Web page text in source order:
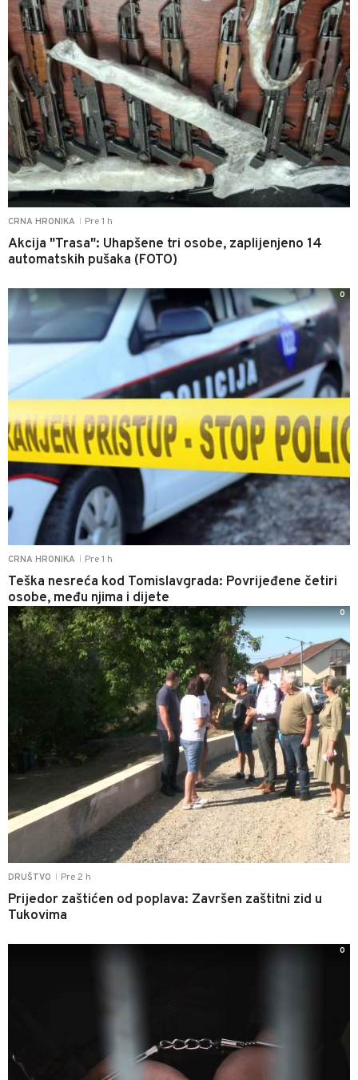
CRNA HRONIKA Pre 1 h
Akcija "Trasa": Uhapšene tri osobe, zaplijenjeno 14
automatskih pušaka (FOTO)
CRNA HRONIKA Pre 1 h
Teška nesreća kod Tomislavgrada: Povrijeđene četiri
osobe, među njima i dijete
0
DRUŠTVO Pre 2 h
Prijedor zaštićen od poplava: Završen zaštitni zid u
Tukovima
0
0